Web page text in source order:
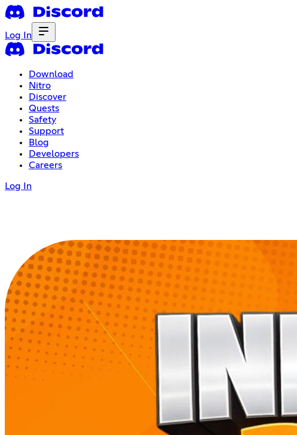
Log In
Download
Nitro
Discover
Quests
Safety
Support
Blog
Developers
Careers
Log In